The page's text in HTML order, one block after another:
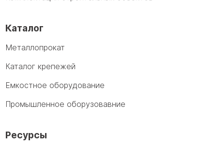
Каталог
Металлопрокат
Каталог крепежей
Емкостное оборудование
Промышленное оборузовавние
Ресурсы